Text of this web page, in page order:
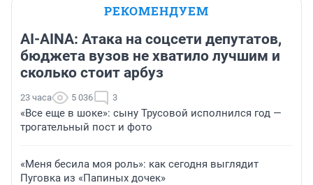
РЕКОМЕНДУЕМ
AI-AINA: Атака на соцсети депутатов,
бюджета вузов не хватило лучшим и
сколько стоит арбуз
23 часа 5 036 3
«Все еще в шоке»: сыну Трусовой исполнился год —
трогательный пост и фото
«Меня бесила моя роль»: как сегодня выглядит
Пуговка из «Папиных дочек»